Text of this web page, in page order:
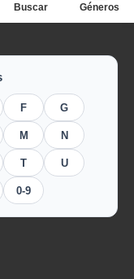
F G
M N
T U
0-9
Buscar Géneros